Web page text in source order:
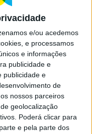
e/ou acedemos
e processamos
e informações
publicidade e
publicidade e
de
nossos parceiros
geolocalização
Poderá clicar para
e pela parte dos
25 é uma
que já se
no mundo dos
IN NEWS